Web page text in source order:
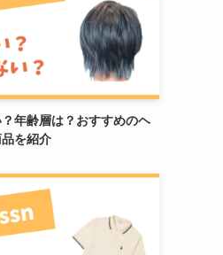
年齢層は？おすすめのヘ
を紹介